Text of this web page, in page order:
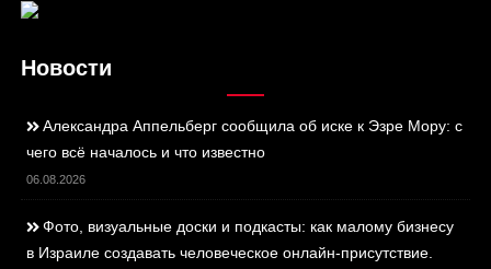
Новости
Александра Аппельберг сообщила об иске к Эзре Мору: с
чего всё началось и что известно
06.08.2026
Фото, визуальные доски и подкасты: как малому бизнесу
в Израиле создавать человеческое онлайн-присутствие.